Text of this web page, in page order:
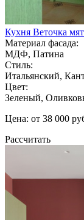
Кухня Веточка
Материал фасада:
МДФ, Патина
Стиль:
Итальянский,
Цвет:
Зеленый,
Цена: от 38 000
Рассчитать